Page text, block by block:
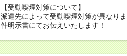
【受動喫煙対策について】
派遣先によって受動喫煙対策が異なり
件明示書にてお伝えいたします！